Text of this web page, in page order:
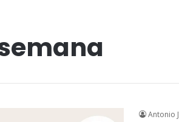
Antonio